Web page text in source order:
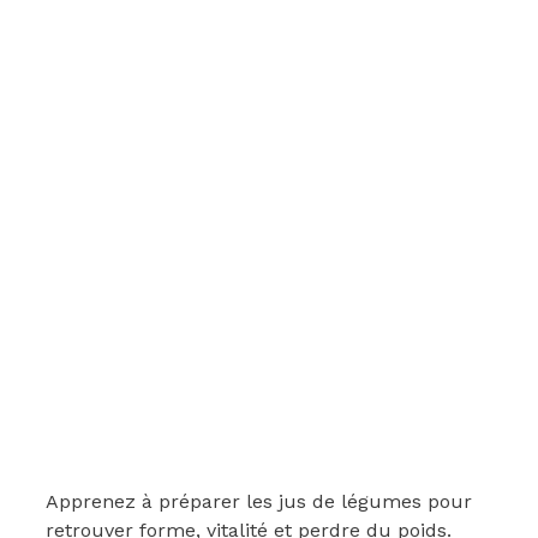
Apprenez à préparer les jus de légumes pour
retrouver forme, vitalité et perdre du poids.